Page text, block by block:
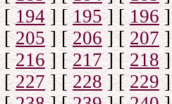
[ 194] [195] [196]
[205] [206] [207]
[216] [217] [218]
[227] [228] [229]